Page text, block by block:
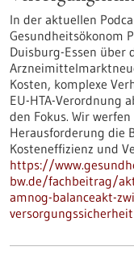
In der aktuellen
Gesundheitsökonom
Duisburg-Essen über
Kosten, komplexe
EU-HTA-Verordnung
den Fokus. Wir
Herausforderung die
Kosteneffizienz und
https://
bw.de/fachbeitrag/
amnog-balanceakt-
versorgungssicherheit